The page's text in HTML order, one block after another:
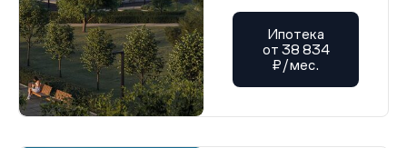
Ипотека
от 38 834
₽/мес.